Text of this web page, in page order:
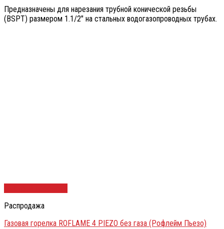
Предназначены для нарезания трубной конической резьбы
(BSPT) размером 1.1/2″ на стальных водогазопроводных трубах.
Распродажа
Газовая горелка ROFLAME 4 PIEZO без газа (Рофлейм Пьезо)